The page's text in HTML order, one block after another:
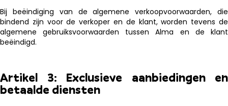
Bij beëindiging van de algemene verkoopvoorwaarden, die
bindend zijn voor de verkoper en de klant, worden tevens de
algemene gebruiksvoorwaarden tussen Alma en de klant
beëindigd.
Artikel 3: Exclusieve aanbiedingen en
betaalde diensten